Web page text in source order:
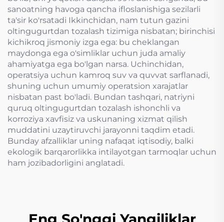
sanoatning havoga qancha ifloslanishiga sezilarli
ta'sir ko'rsatadi Ikkinchidan, nam tutun gazini
oltingugurtdan tozalash tizimiga nisbatan; birinchisi
kichikroq jismoniy izga ega: bu cheklangan
maydonga ega o'simliklar uchun juda amaliy
ahamiyatga ega bo'lgan narsa. Uchinchidan,
operatsiya uchun kamroq suv va quvvat sarflanadi,
shuning uchun umumiy operatsion xarajatlar
nisbatan past bo'ladi. Bundan tashqari, natriyni
quruq oltingugurtdan tozalash ishonchli va
korroziya xavfisiz va uskunaning xizmat qilish
muddatini uzaytiruvchi jarayonni taqdim etadi.
Bunday afzalliklar uning nafaqat iqtisodiy, balki
ekologik barqarorlikka intilayotgan tarmoqlar uchun
ham jozibadorligini anglatadi.